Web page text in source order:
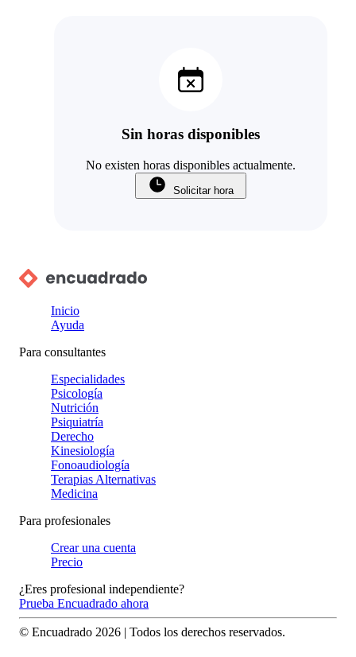
Sin horas disponibles
No existen horas disponibles actualmente.
Solicitar hora
Inicio
Ayuda
Para consultantes
Especialidades
Psicología
Nutrición
Psiquiatría
Derecho
Kinesiología
Fonoaudiología
Terapias Alternativas
Medicina
Para profesionales
Crear una cuenta
Precio
¿Eres profesional independiente?
Prueba Encuadrado ahora
© Encuadrado 2026 | Todos los derechos reservados.